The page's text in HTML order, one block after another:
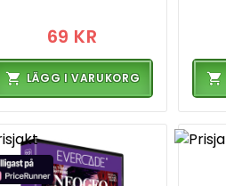
69 KR
LÄGG I VARUKORG